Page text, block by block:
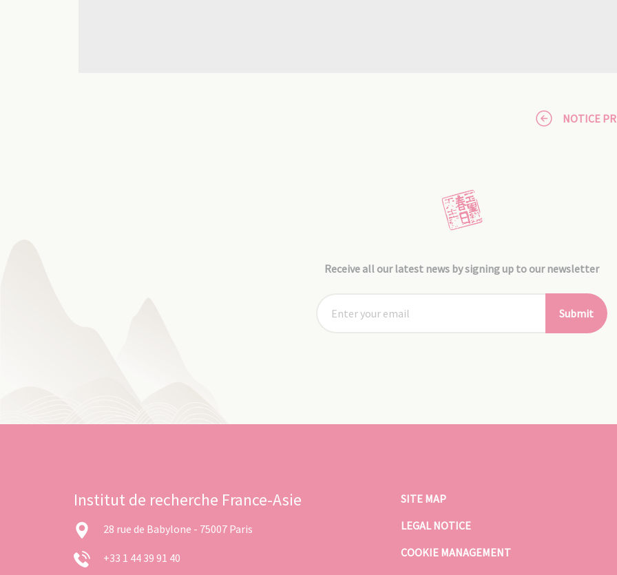
NOTICE
Receive all our latest news by signing up to our newsletter
Submit
Institut de recherche France-Asie
28 rue de Babylone - 75007 Paris
+33 1 44 39 91 40
SITE MAP
LEGAL NOTICE
COOKIE MANAGEMENT